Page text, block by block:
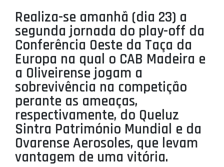
MINIBASQUETE
ÁREA TÉCNICA
PROJETOS
LIGA BETCLIC MASCULINA
LIGA BETCLIC FEMININA
Realiza-se amanhã (dia 23) a
segunda jornada do play-off da
Conferência Oeste da Taça da
Europa na qual o CAB Madeira e
a Oliveirense jogam a
sobrevivência na competição
perante as ameaças,
respectivamente, do Queluz
Sintra Património Mundial e da
Ovarense Aerosoles, que levam
vantagem de uma vitória.